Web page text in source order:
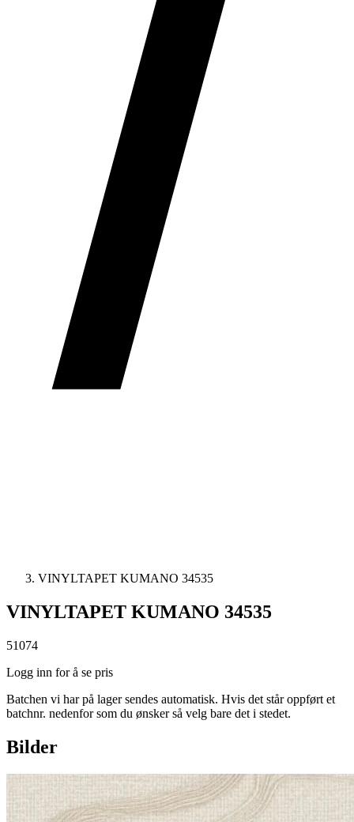
VINYLTAPET KUMANO 34535
VINYLTAPET KUMANO 34535
51074
Logg inn for å se pris
Batchen vi har på lager sendes automatisk. Hvis det står oppført et
batchnr. nedenfor som du ønsker så velg bare det i stedet.
Bilder